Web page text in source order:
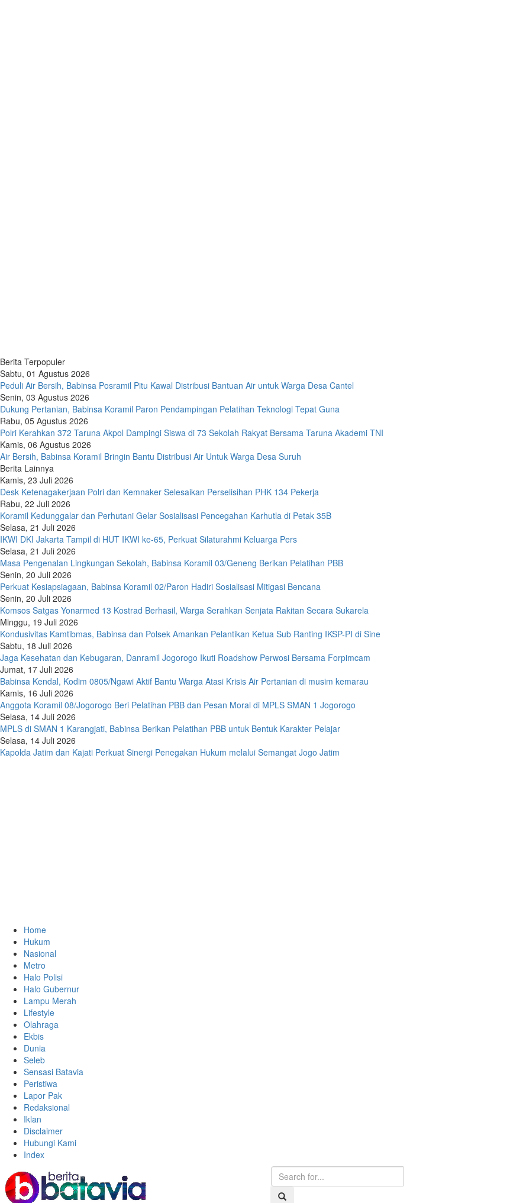
Berita Terpopuler
Sabtu, 01 Agustus 2026
Peduli Air Bersih, Babinsa Posramil Pitu Kawal Distribusi Bantuan Air untuk Warga Desa Cantel
Senin, 03 Agustus 2026
Dukung Pertanian, Babinsa Koramil Paron Pendampingan Pelatihan Teknologi Tepat Guna
Rabu, 05 Agustus 2026
Polri Kerahkan 372 Taruna Akpol Dampingi Siswa di 73 Sekolah Rakyat Bersama Taruna Akademi TNI
Kamis, 06 Agustus 2026
Air Bersih, Babinsa Koramil Bringin Bantu Distribusi Air Untuk Warga Desa Suruh
Berita Lainnya
Kamis, 23 Juli 2026
Desk Ketenagakerjaan Polri dan Kemnaker Selesaikan Perselisihan PHK 134 Pekerja
Rabu, 22 Juli 2026
Koramil Kedunggalar dan Perhutani Gelar Sosialisasi Pencegahan Karhutla di Petak 35B
Selasa, 21 Juli 2026
IKWI DKI Jakarta Tampil di HUT IKWI ke-65, Perkuat Silaturahmi Keluarga Pers
Selasa, 21 Juli 2026
Masa Pengenalan Lingkungan Sekolah, Babinsa Koramil 03/Geneng Berikan Pelatihan PBB
Senin, 20 Juli 2026
Perkuat Kesiapsiagaan, Babinsa Koramil 02/Paron Hadiri Sosialisasi Mitigasi Bencana
Senin, 20 Juli 2026
Komsos Satgas Yonarmed 13 Kostrad Berhasil, Warga Serahkan Senjata Rakitan Secara Sukarela
Minggu, 19 Juli 2026
Kondusivitas Kamtibmas, Babinsa dan Polsek Amankan Pelantikan Ketua Sub Ranting IKSP-PI di Sine
Sabtu, 18 Juli 2026
Jaga Kesehatan dan Kebugaran, Danramil Jogorogo Ikuti Roadshow Perwosi Bersama Forpimcam
Jumat, 17 Juli 2026
Babinsa Kendal, Kodim 0805/Ngawi Aktif Bantu Warga Atasi Krisis Air Pertanian di musim kemarau
Kamis, 16 Juli 2026
Anggota Koramil 08/Jogorogo Beri Pelatihan PBB dan Pesan Moral di MPLS SMAN 1 Jogorogo
Selasa, 14 Juli 2026
MPLS di SMAN 1 Karangjati, Babinsa Berikan Pelatihan PBB untuk Bentuk Karakter Pelajar
Selasa, 14 Juli 2026
Kapolda Jatim dan Kajati Perkuat Sinergi Penegakan Hukum melalui Semangat Jogo Jatim
Home
Hukum
Nasional
Metro
Halo Polisi
Halo Gubernur
Lampu Merah
Lifestyle
Olahraga
Ekbis
Dunia
Seleb
Sensasi Batavia
Peristiwa
Lapor Pak
Redaksional
Iklan
Disclaimer
Hubungi Kami
Index